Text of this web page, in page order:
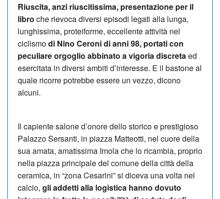
Riuscita, anzi riuscitissima, presentazione per il
libro che rievoca diversi episodi legati alla lunga,
lunghissima, proteiforme, eccellente attività nel
ciclismodi Nino Ceroni di anni 98, portati con
peculiare orgoglio abbinato a vigoria discretaed
esercitata in diversi ambiti d’interesse. E il bastone al
quale ricorre potrebbe essere un vezzo, dicono
alcuni.
Il capiente salone d’onore dello storico e prestigioso
Palazzo Sersanti, in piazza Matteotti, nel cuore della
sua amata, amatissima Imola che lo ricambia, proprio
nella piazza principale del comune della città della
ceramica, in “zona Cesarini” si diceva una volta nel
calcio, gli addetti alla logistica hanno dovuto